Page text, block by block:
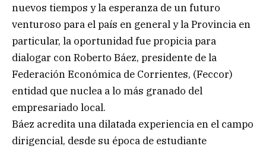
nuevos tiempos y la esperanza de un futuro
venturoso para el país en general y la Provincia en
particular, la oportunidad fue propicia para
dialogar con Roberto Báez, presidente de la
Federación Económica de Corrientes, (Feccor)
entidad que nuclea a lo más granado del
empresariado local.
Báez acredita una dilatada experiencia en el campo
dirigencial, desde su época de estudiante